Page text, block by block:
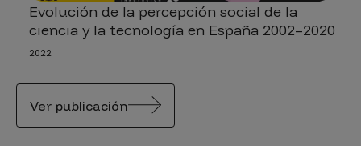
Evolución de la percepción social de la
ciencia y la tecnología en España 2002–2020
2022
Ver publicación